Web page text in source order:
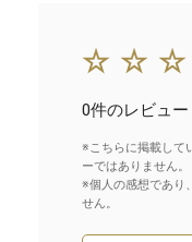
0件のレビュー
※こちらに掲載して
ーではありません。
※個人の感想であり
せん。